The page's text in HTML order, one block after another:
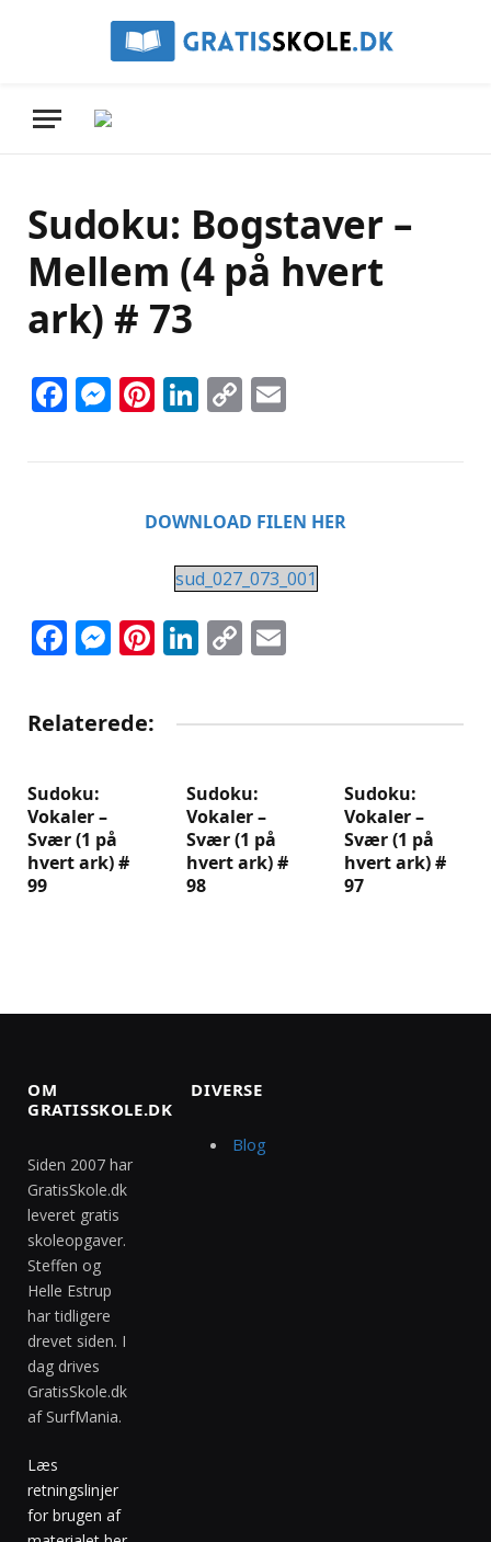
Sudoku: Bogstaver –
Mellem (4 på hvert
ark) # 73
Facebook
Messenger
Pinterest
LinkedIn
Copy
DOWNLOAD FILEN HER
sud_027_073_001
Facebook
Messenger
Pinterest
LinkedIn
Copy
Relaterede:
Sudoku:
Vokaler –
Svær (1 på
hvert ark) #
99
Sudoku:
Vokaler –
Svær (1 på
hvert ark) #
98
Sudoku:
Vokaler –
Svær (1 på
hvert ark) #
97
OM
GRATISSKOLE.DK
Siden 2007 har
GratisSkole.dk
leveret gratis
skoleopgaver.
Steffen og
Helle Estrup
har tidligere
drevet siden. I
dag drives
GratisSkole.dk
af SurfMania.
Læs
retningslinjer
for brugen af
DIVERSE
Blog